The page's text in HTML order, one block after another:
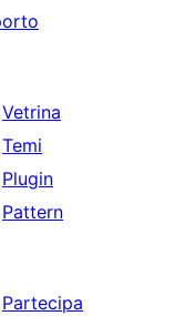
Vetrina
Temi
Plugin
Pattern
Partecipa